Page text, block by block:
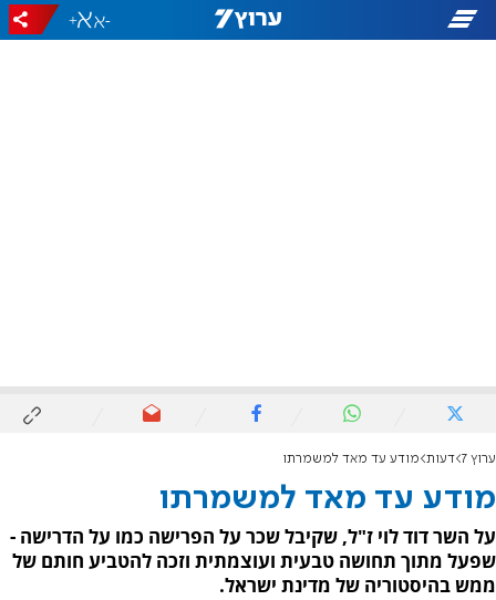
-
+
ערוץ 7 דעות מודע עד מאד למשמרתו
מודע עד מאד למשמרתו
על השר דוד לוי ז"ל, שקיבל שכר על הפרישה כמו על הדרישה -
שפעל מתוך תחושה טבעית ועוצמתית וזכה להטביע חותם של
ממש בהיסטוריה של מדינת ישראל.